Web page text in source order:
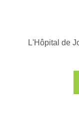
L'Hôpital de